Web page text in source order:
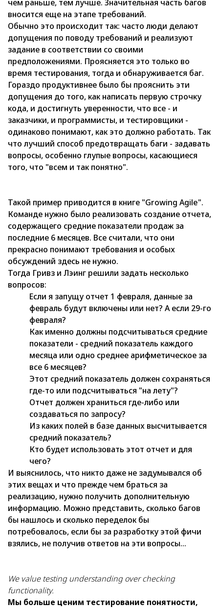
чем раньше, тем лучше. Значительная часть багов
вносится еще на этапе требований.
Обычно это происходит так: часто люди делают
допущения по поводу требований и реализуют
задание в соответствии со своими
предположениями. Проясняется это только во
время тестирования, тогда и обнаруживается баг.
Гораздо продуктивнее было бы прояснить эти
допущения до того, как написать первую строчку
кода, и достигнуть уверенности, что все - и
заказчики, и программисты, и тестировщики -
одинаково понимают, как это должно работать. Так
что лучший способ предотвращать баги - задавать
вопросы, особенно глупые вопросы, касающиеся
того, что "всем и так понятно".
Такой пример приводится в книге "Growing Agile".
Команде нужно было реализовать создание отчета,
содержащего средние показатели продаж за
последние 6 месяцев. Все считали, что они
прекрасно понимают требования и особых
обсуждений здесь не нужно.
Тогда Гривз и Лэинг решили задать несколько
вопросов:
Если я запущу отчет 1 февраля, данные за
февраль будут включены или нет? А если 29-го
февраля?
Как именно должны подсчитываться средние
показатели - средний показатель каждого
месяца или одно среднее арифметическое за
все 6 месяцев?
Этот средний показатель должен сохраняться
где-то или подсчитываться "на лету"?
Отчет должен храниться где-либо или
создаваться по запросу?
Из каких полей в базе данных высчитывается
средний показатель?
Кто будет использовать этот отчет и для
чего?
И выяснилось, что никто даже не задумывался об
этих вещах и что прежде чем браться за
реализацию, нужно получить дополнительную
информацию. Можно представить, сколько багов
бы нашлось и сколько переделок бы
потребовалось, если бы за разработку этой фичи
взялись, не получив ответов на эти вопросы...
We value testing understanding over checking
functionality.
Мы больше ценим тестирование понятности,